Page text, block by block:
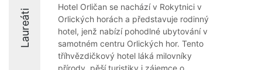
Laureáti
Hotel Orličan se nachází v Rokytnici v
Orlických horách a představuje rodinný
hotel, jenž nabízí pohodlné ubytování v
samotném centru Orlických hor. Tento
tříhvězdičkový hotel láká milovníky
přírody, pěší turistiky i zájemce o